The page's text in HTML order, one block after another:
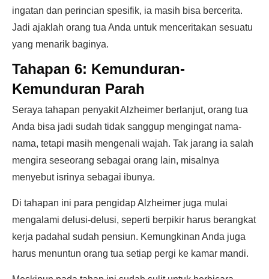
ingatan dan perincian spesifik, ia masih bisa bercerita.
Jadi ajaklah orang tua Anda untuk menceritakan sesuatu
yang menarik baginya.
Tahapan 6: Kemunduran-
Kemunduran Parah
Seraya tahapan penyakit Alzheimer berlanjut, orang tua
Anda bisa jadi sudah tidak sanggup mengingat nama-
nama, tetapi masih mengenali wajah. Tak jarang ia salah
mengira seseorang sebagai orang lain, misalnya
menyebut isrinya sebagai ibunya.
Di tahapan ini para pengidap Alzheimer juga mulai
mengalami delusi-delusi, seperti berpikir harus berangkat
kerja padahal sudah pensiun. Kemungkinan Anda juga
harus menuntun orang tua setiap pergi ke kamar mandi.